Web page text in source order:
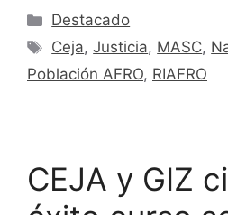
Destacado
Ceja,Justicia, MASC,
Población AFRO, RIAFRO
CEJA y GIZ